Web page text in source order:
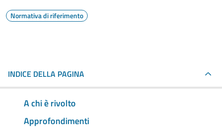
Normativa di riferimento
INDICE DELLA PAGINA
A chi è rivolto
Approfondimenti